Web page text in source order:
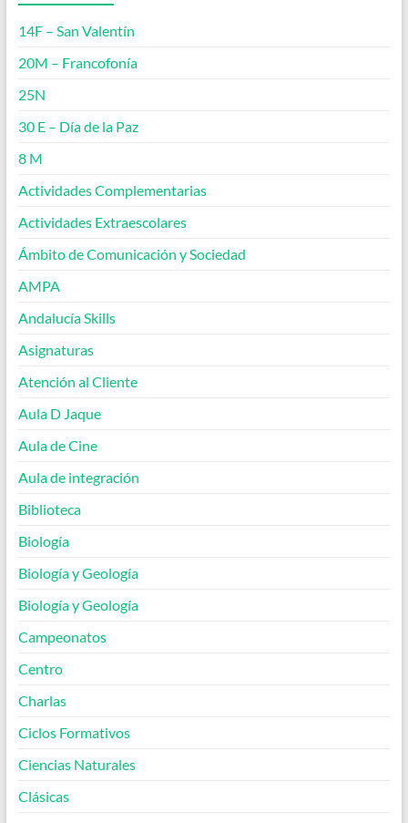
14F – San Valentín
20M – Francofonía
25N
30 E – Día de la Paz
8 M
Actividades Complementarias
Actividades Extraescolares
Ámbito de Comunicación y Sociedad
AMPA
Andalucía Skills
Asignaturas
Atención al Cliente
Aula D Jaque
Aula de Cine
Aula de integración
Biblioteca
Biología
Biología y Geología
Biología y Geología
Campeonatos
Centro
Charlas
Ciclos Formativos
Ciencias Naturales
Clásicas